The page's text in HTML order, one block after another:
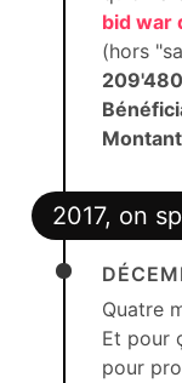
bid war
(hors
2017, on
Quatre
Et pour
pour